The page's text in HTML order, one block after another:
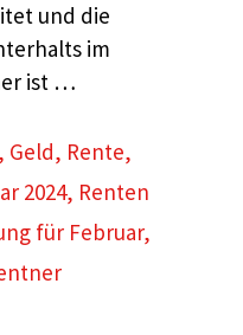
und die
im
ist …
, Geld, Rente,
2024, Renten
für Februar,